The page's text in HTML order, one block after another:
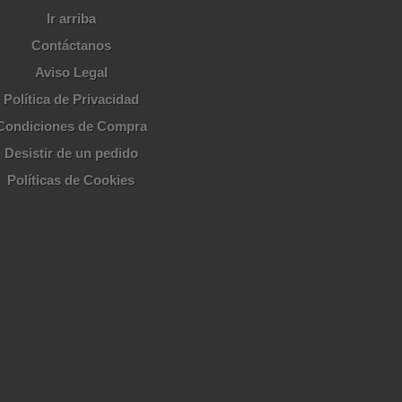
Ir arriba
Contáctanos
Aviso Legal
Política de Privacidad
de Compra
Desistir de un pedido
Políticas de Cookies